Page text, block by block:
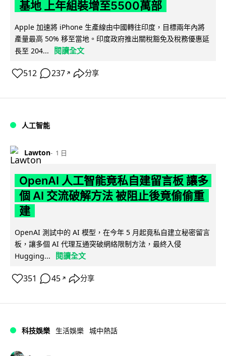
基地 上年組裝增至5500萬部
Apple 加速將 iPhone 生產線由中國轉往印度，目標兩年內將
產量最高 50% 移至當地。印度政府推出關稅豁免及稅務優惠延
長至 204...
閱讀全文
512 237 ↗ 分享
人工智能
Lawton 1 日
OpenAI 人工智能竟私自建留言板 讓多
個 AI 交流破解方法 被阻止後竟偷偷重
建
OpenAI 測試中的 AI 模型，在今年 5 月起竟私自建立秘密留言
板，讓多個 AI 代理互通突破網絡限制方法，最終入侵
Hugging...
閱讀全文
351 45 ↗ 分享
科技娛樂 生活娛樂 城中熱話